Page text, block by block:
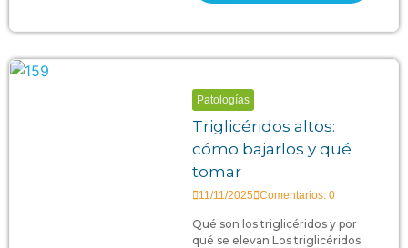
Patologías
Triglicéridos altos:
cómo bajarlos y qué
tomar
11/11/2025 Comentarios: 0
Qué son los triglicéridos y por
qué se elevan Los triglicéridos